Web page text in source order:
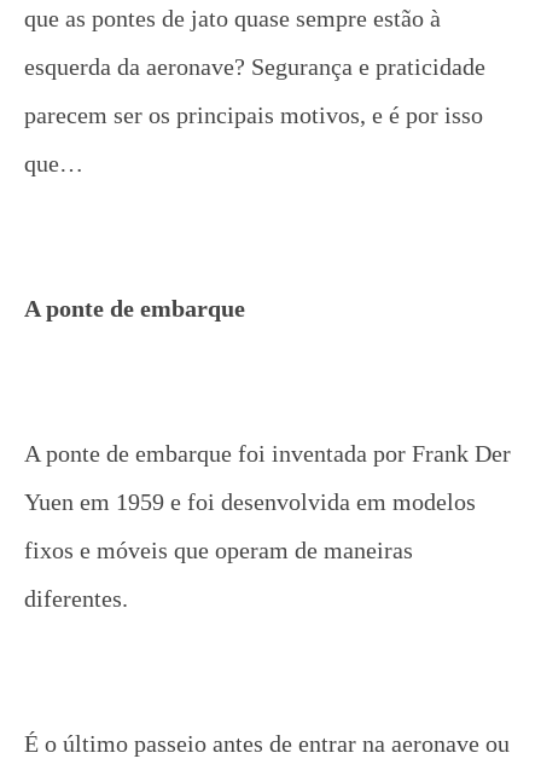
que as pontes de jato quase sempre estão à
esquerda da aeronave? Segurança e praticidade
parecem ser os principais motivos, e é por isso
que…
A ponte de embarque
A ponte de embarque foi inventada por Frank Der
Yuen em 1959 e foi desenvolvida em modelos
fixos e móveis que operam de maneiras
diferentes.
É o último passeio antes de entrar na aeronave ou